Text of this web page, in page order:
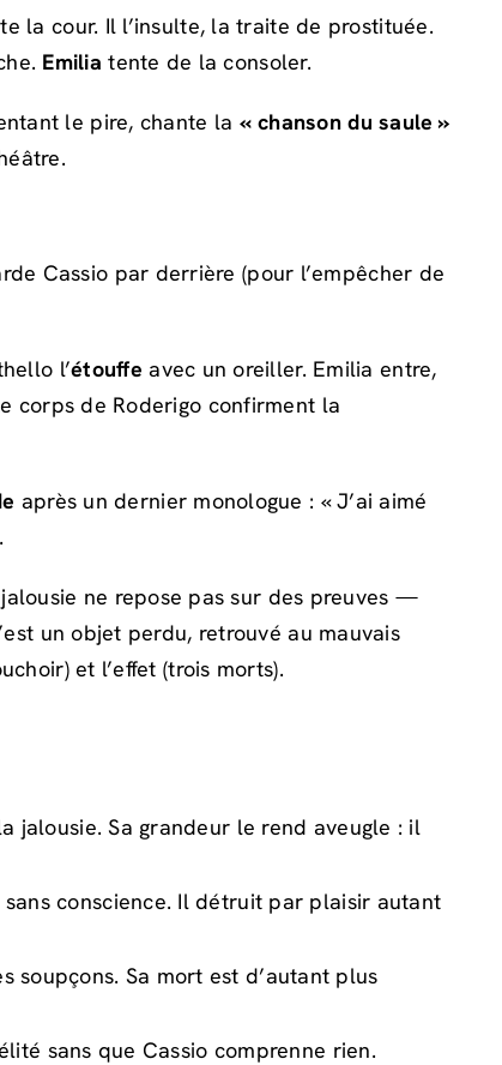
la cour. Il l’insulte, la traite de prostituée.
Emilia tente de la consoler.
le pire, chante la « chanson du saule »
Cassio par derrière (pour l’empêcher de
l’étouffe avec un oreiller. Emilia entre,
corps de Roderigo confirment la
après un dernier monologue : « J’ai aimé
ne repose pas sur des preuves —
un objet perdu, retrouvé au mauvais
et l’effet (trois morts).
jalousie. Sa grandeur le rend aveugle : il
conscience. Il détruit par plaisir autant
soupçons. Sa mort est d’autant plus
sans que Cassio comprenne rien.